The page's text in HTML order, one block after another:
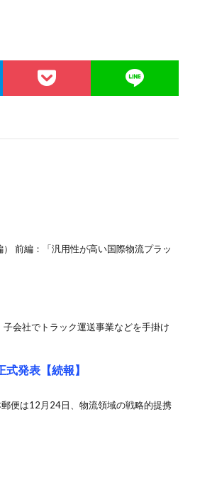
前編：「汎用性が高い国際物流プラッ
会社でトラック運送事業などを手掛け
発表【続報】
便は12月24日、物流領域の戦略的提携